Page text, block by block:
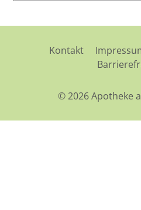
Kontakt
© 2026 Apotheke